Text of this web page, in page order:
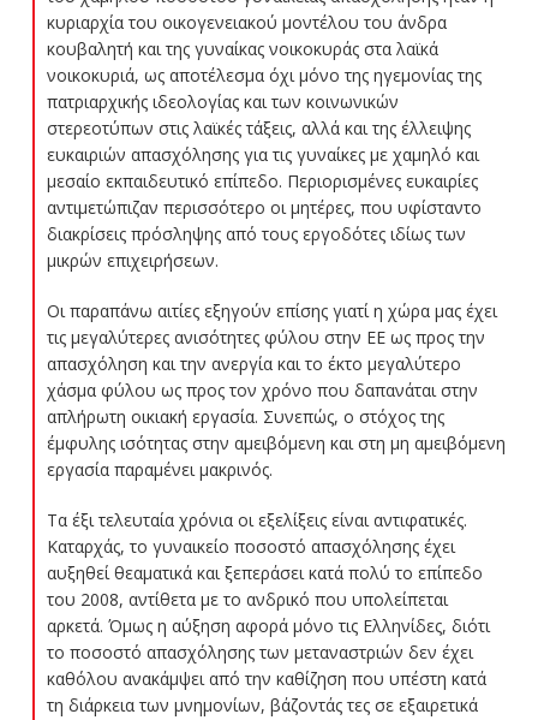
κυριαρχία του οικογενειακού μοντέλου του άνδρα
κουβαλητή και της γυναίκας νοικοκυράς στα λαϊκά
νοικοκυριά, ως αποτέλεσμα όχι μόνο της ηγεμονίας της
πατριαρχικής ιδεολογίας και των κοινωνικών
στερεοτύπων στις λαϊκές τάξεις, αλλά και της έλλειψης
ευκαιριών απασχόλησης για τις γυναίκες με χαμηλό και
μεσαίο εκπαιδευτικό επίπεδο. Περιορισμένες ευκαιρίες
αντιμετώπιζαν περισσότερο οι μητέρες, που υφίσταντο
διακρίσεις πρόσληψης από τους εργοδότες ιδίως των
μικρών επιχειρήσεων.
Οι παραπάνω αιτίες εξηγούν επίσης γιατί η χώρα μας έχει
τις μεγαλύτερες ανισότητες φύλου στην ΕΕ ως προς την
απασχόληση και την ανεργία και το έκτο μεγαλύτερο
χάσμα φύλου ως προς τον χρόνο που δαπανάται στην
απλήρωτη οικιακή εργασία. Συνεπώς, ο στόχος της
έμφυλης ισότητας στην αμειβόμενη και στη μη αμειβόμενη
εργασία παραμένει μακρινός.
Τα έξι τελευταία χρόνια οι εξελίξεις είναι αντιφατικές.
Καταρχάς, το γυναικείο ποσοστό απασχόλησης έχει
αυξηθεί θεαματικά και ξεπεράσει κατά πολύ το επίπεδο
του 2008, αντίθετα με το ανδρικό που υπολείπεται
αρκετά. Όμως η αύξηση αφορά μόνο τις Ελληνίδες, διότι
το ποσοστό απασχόλησης των μεταναστριών δεν έχει
καθόλου ανακάμψει από την καθίζηση που υπέστη κατά
τη διάρκεια των μνημονίων, βάζοντάς τες σε εξαιρετικά